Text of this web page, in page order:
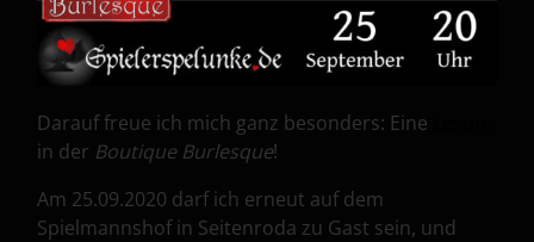
Darauf freue ich mich ganz besonders: Eine
in der Boutique Burlesque!
Am 25.09.2020 darf ich erneut auf dem
Spielmannshof in Seitenroda zu Gast sein, und